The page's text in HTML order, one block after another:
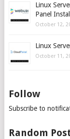
Linux
Panel
October 12,
Linux
October 11,
Follow
Subscribe to
Random